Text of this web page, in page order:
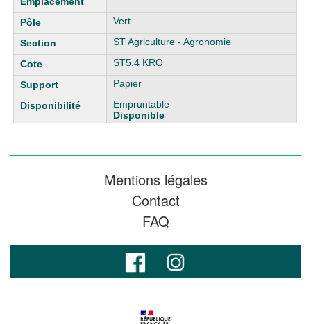
Vert
ST Agriculture - Agronomie
ST5.4 KRO
Papier
Empruntable
Disponible
Mentions légales
Contact
FAQ